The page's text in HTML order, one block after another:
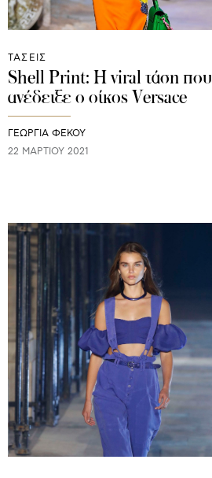
ΤΑΣΕΙΣ
Shell Print: Η viral τάση που
ανέδειξε ο οίκος Versace
ΓΕΩΡΓΙΑ ΦΕΚΟΥ
22 ΜΑΡΤΊΟΥ 2021